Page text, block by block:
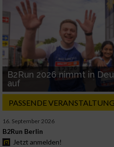
B2Run 2026 nimmt in
auf
PASSENDE
16. September 2026
B2Run Berlin
Jetzt anmelden!